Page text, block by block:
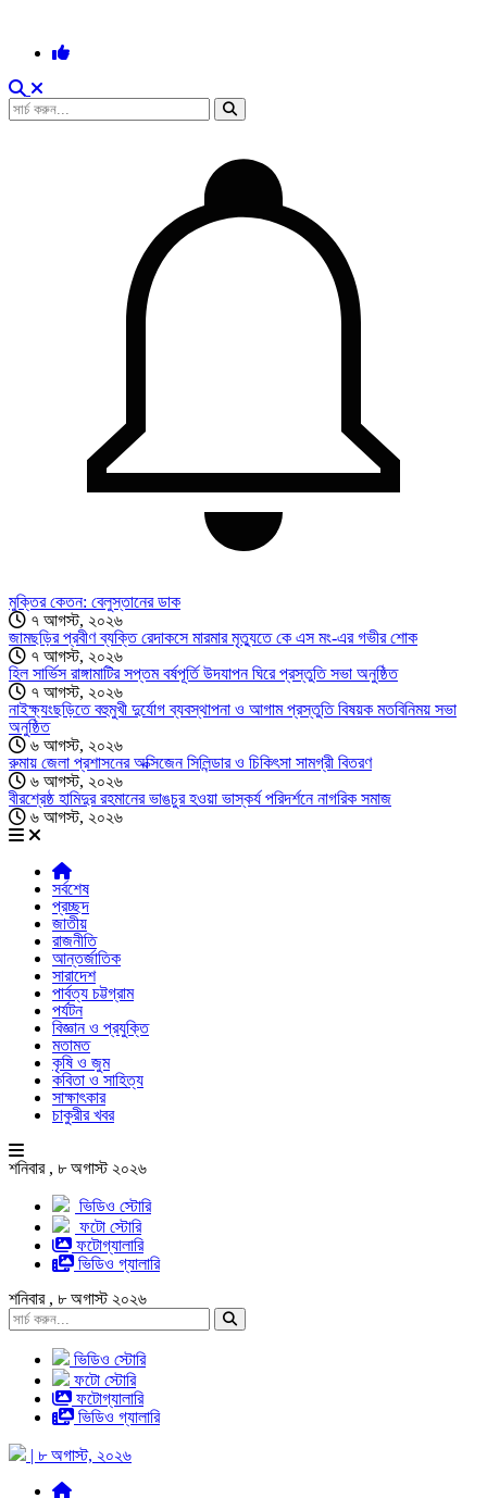
মুক্তির কেতন: বেলুস্তানের ডাক
৭ আগস্ট, ২০২৬
জামছড়ির প্রবীণ ব্যক্তি রেদাকসে মারমার মৃত্যুতে কে এস মং-এর গভীর শোক
৭ আগস্ট, ২০২৬
হিল সার্ভিস রাঙ্গামাটির সপ্তম বর্ষপূর্তি উদযাপন ঘিরে প্রস্তুতি সভা অনুষ্ঠিত
৭ আগস্ট, ২০২৬
নাইক্ষ্যংছড়িতে বহুমুখী দুর্যোগ ব্যবস্থাপনা ও আগাম প্রস্তুতি বিষয়ক মতবিনিময় সভা
অনুষ্ঠিত
৬ আগস্ট, ২০২৬
রুমায় জেলা প্রশাসনের অক্সিজেন সিলিন্ডার ও চিকিৎসা সামগ্রী বিতরণ
৬ আগস্ট, ২০২৬
বীরশ্রেষ্ঠ হামিদুর রহমানের ভাঙচুর হওয়া ভাস্কর্য পরিদর্শনে নাগরিক সমাজ
৬ আগস্ট, ২০২৬
সর্বশেষ
প্রচ্ছদ
জাতীয়
রাজনীতি
আন্তর্জাতিক
সারাদেশ
পার্বত্য চট্টগ্রাম
পর্যটন
বিজ্ঞান ও প্রযুক্তি
মতামত
কৃষি ও জুম
কবিতা ও সাহিত্য
সাক্ষাৎকার
চাকুরীর খবর
শনিবার , ৮ অগাস্ট ২০২৬
ভিডিও স্টোরি
ফটো স্টোরি
ফটোগ্যালারি
ভিডিও গ্যালারি
শনিবার , ৮ অগাস্ট ২০২৬
ভিডিও স্টোরি
ফটো স্টোরি
ফটোগ্যালারি
ভিডিও গ্যালারি
| ৮ অগাস্ট, ২০২৬